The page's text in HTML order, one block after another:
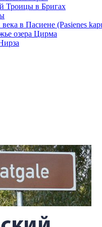
Троицы в Бригах
в Пасиене (Pasienes
озера Цирма